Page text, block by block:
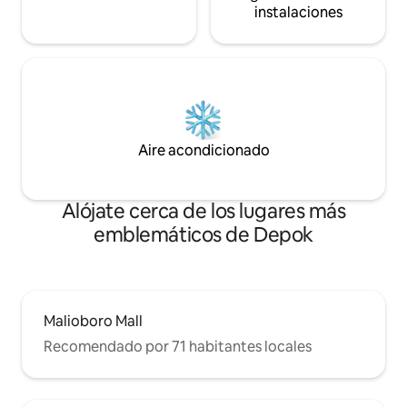
instalaciones
Aire acondicionado
Alójate cerca de los lugares más
emblemáticos de Depok
Malioboro Mall
Recomendado por 71 habitantes locales